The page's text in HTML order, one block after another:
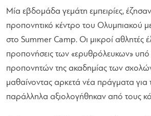
Μία εβδομάδα γεμάτη εμπειρίες,
προπονητικό κέντρο του Ολυμπιακού
στο Summer Camp. Οι μικροί αθλητές
προπονήσεις των «ερυθρόλευκων» υπό
προπονητών της ακαδημίας των
μαθαίνοντας αρκετά νέα πράγματα
παράλληλα αξιολογήθηκαν από τους